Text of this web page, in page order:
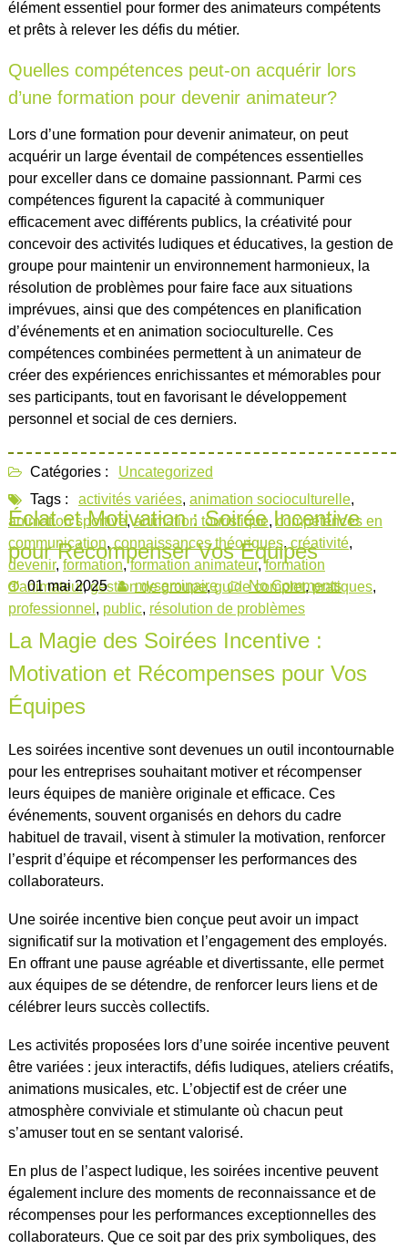
élément essentiel pour former des animateurs compétents
et prêts à relever les défis du métier.
Quelles compétences peut-on acquérir lors
d’une formation pour devenir animateur?
Lors d’une formation pour devenir animateur, on peut
acquérir un large éventail de compétences essentielles
pour exceller dans ce domaine passionnant. Parmi ces
compétences figurent la capacité à communiquer
efficacement avec différents publics, la créativité pour
concevoir des activités ludiques et éducatives, la gestion de
groupe pour maintenir un environnement harmonieux, la
résolution de problèmes pour faire face aux situations
imprévues, ainsi que des compétences en planification
d’événements et en animation socioculturelle. Ces
compétences combinées permettent à un animateur de
créer des expériences enrichissantes et mémorables pour
ses participants, tout en favorisant le développement
personnel et social de ces derniers.
Catégories :
Uncategorized
Tags :
activités variées, animation socioculturelle,
animation sportive,animation touristique, compétences en
communication, connaissances théoriques, créativité,
devenir, formation,formation animateur,formation
d'animateur,gestion de groupe,guide complet,pratiques,
professionnel , public, résolution de problèmes
Éclat et Motivation : Soirée Incentive
pour Récompenser Vos Équipes
01 mai 2025 myseminaire No Comments
La Magie des Soirées Incentive :
Motivation et Récompenses pour Vos
Équipes
Les soirées incentive sont devenues un outil incontournable
pour les entreprises souhaitant motiver et récompenser
leurs équipes de manière originale et efficace. Ces
événements, souvent organisés en dehors du cadre
habituel de travail, visent à stimuler la motivation, renforcer
l’esprit d’équipe et récompenser les performances des
collaborateurs.
Une soirée incentive bien conçue peut avoir un impact
significatif sur la motivation et l’engagement des employés.
En offrant une pause agréable et divertissante, elle permet
aux équipes de se détendre, de renforcer leurs liens et de
célébrer leurs succès collectifs.
Les activités proposées lors d’une soirée incentive peuvent
être variées : jeux interactifs, défis ludiques, ateliers créatifs,
animations musicales, etc. L’objectif est de créer une
atmosphère conviviale et stimulante où chacun peut
s’amuser tout en se sentant valorisé.
En plus de l’aspect ludique, les soirées incentive peuvent
également inclure des moments de reconnaissance et de
récompenses pour les performances exceptionnelles des
collaborateurs. Que ce soit par des prix symboliques, des